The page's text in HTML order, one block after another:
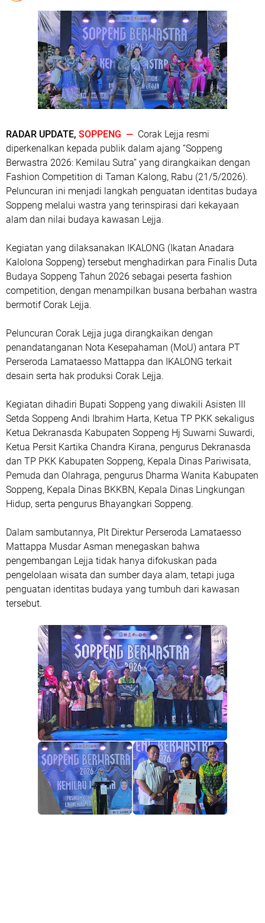
RADAR UPDATE, SOPPENG — Corak Lejja resmi
diperkenalkan kepada publik dalam ajang “Soppeng
Berwastra 2026: Kemilau Sutra” yang dirangkaikan dengan
Fashion Competition di Taman Kalong, Rabu (21/5/2026).
Peluncuran ini menjadi langkah penguatan identitas budaya
Soppeng melalui wastra yang terinspirasi dari kekayaan
alam dan nilai budaya kawasan Lejja.
Kegiatan yang dilaksanakan IKALONG (Ikatan Anadara
Kalolona Soppeng) tersebut menghadirkan para Finalis Duta
Budaya Soppeng Tahun 2026 sebagai peserta fashion
competition, dengan menampilkan busana berbahan wastra
bermotif Corak Lejja.
Peluncuran Corak Lejja juga dirangkaikan dengan
penandatanganan Nota Kesepahaman (MoU) antara PT
Perseroda Lamataesso Mattappa dan IKALONG terkait
desain serta hak produksi Corak Lejja.
Kegiatan dihadiri Bupati Soppeng yang diwakili Asisten III
Setda Soppeng Andi Ibrahim Harta, Ketua TP PKK sekaligus
Ketua Dekranasda Kabupaten Soppeng Hj Suwarni Suwardi,
Ketua Persit Kartika Chandra Kirana, pengurus Dekranasda
dan TP PKK Kabupaten Soppeng, Kepala Dinas Pariwisata,
Pemuda dan Olahraga, pengurus Dharma Wanita Kabupaten
Soppeng, Kepala Dinas BKKBN, Kepala Dinas Lingkungan
Hidup, serta pengurus Bhayangkari Soppeng.
Dalam sambutannya, Plt Direktur Perseroda Lamataesso
Mattappa Musdar Asman menegaskan bahwa
pengembangan Lejja tidak hanya difokuskan pada
pengelolaan wisata dan sumber daya alam, tetapi juga
penguatan identitas budaya yang tumbuh dari kawasan
tersebut.